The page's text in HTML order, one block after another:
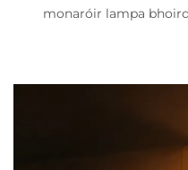
monaróir lampa